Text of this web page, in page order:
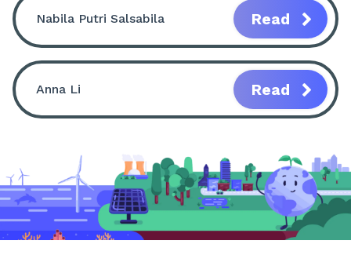
Nabila Putri Salsabila Read
Anna Li Read